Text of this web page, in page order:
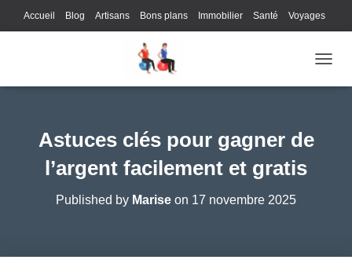
Accueil Blog Artisans Bons plans Immobilier Santé Voyages
Loisirs
Astuces clés pour gagner de
l’argent facilement et gratis
Published by Marise on 17 novembre 2025